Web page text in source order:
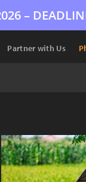
–
Partner with Us